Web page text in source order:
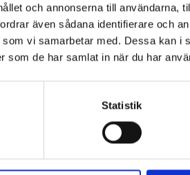
och annonserna till användarna,
även sådana identifierare och
vi samarbetar med. Dessa kan i
som de har samlat in när du har
Statistik